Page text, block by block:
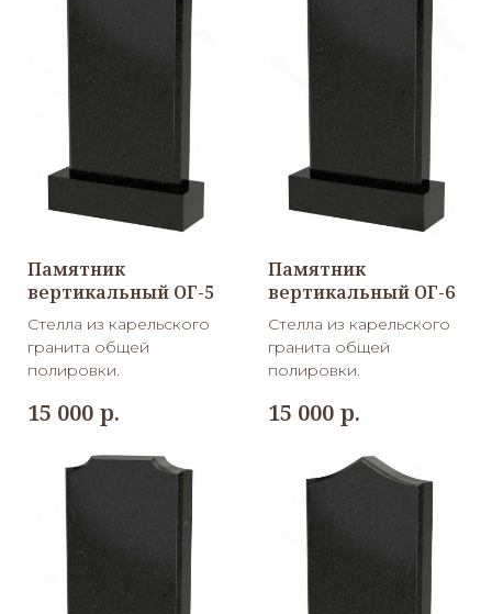
Памятник
вертикальный ОГ-5
Стелла из карельского
гранита общей
полировки.
15 000 р.
Памятник
вертикальный ОГ-6
Стелла из карельского
гранита общей
полировки.
15 000 р.
Гравировка